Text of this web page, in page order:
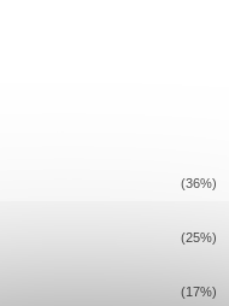
(36%)
(25%)
(17%)